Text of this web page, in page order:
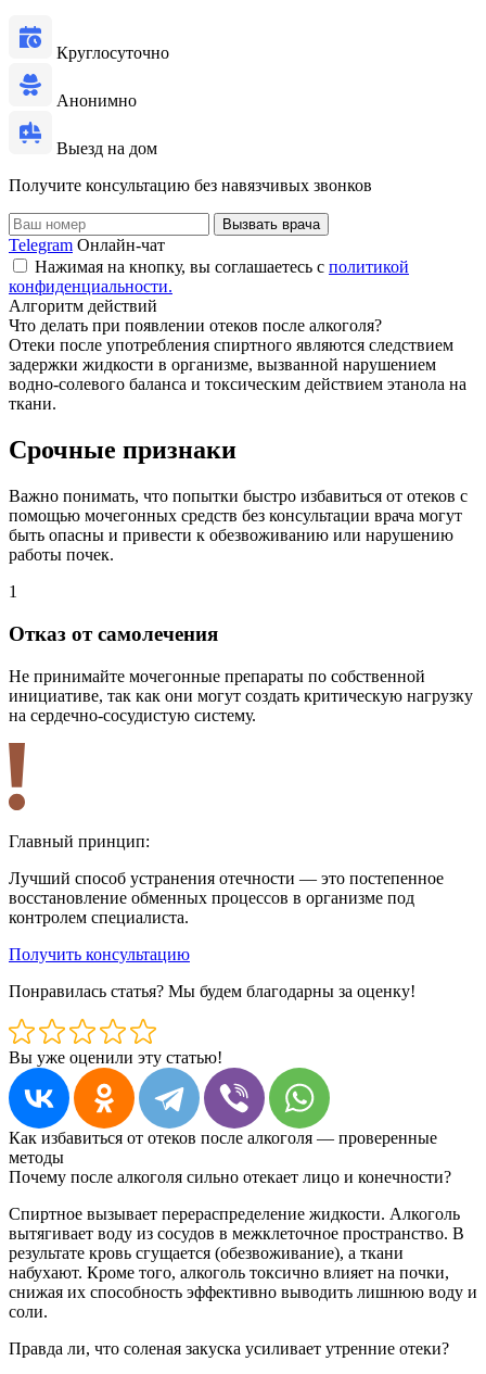
Круглосуточно
Анонимно
Выезд на дом
Получите консультацию без навязчивых звонков
Вызвать врача
Telegram Онлайн-чат
Нажимая на кнопку, вы соглашаетесь с политикой
конфиденциальности.
Алгоритм действий
Что делать при появлении отеков после алкоголя?
Отеки после употребления спиртного являются следствием
задержки жидкости в организме, вызванной нарушением
водно-солевого баланса и токсическим действием этанола на
ткани.
Срочные признаки
Важно понимать, что попытки быстро избавиться от отеков с
помощью мочегонных средств без консультации врача могут
быть опасны и привести к обезвоживанию или нарушению
работы почек.
1
Отказ от самолечения
Не принимайте мочегонные препараты по собственной
инициативе, так как они могут создать критическую нагрузку
на сердечно-сосудистую систему.
Главный принцип:
Лучший способ устранения отечности — это постепенное
восстановление обменных процессов в организме под
контролем специалиста.
Получить консультацию
Понравилась статья? Мы будем благодарны за оценку!
Вы уже оценили эту статью!
Как избавиться от отеков после алкоголя — проверенные
методы
Почему после алкоголя сильно отекает лицо и конечности?
Спиртное вызывает перераспределение жидкости. Алкоголь
вытягивает воду из сосудов в межклеточное пространство. В
результате кровь сгущается (обезвоживание), а ткани
набухают. Кроме того, алкоголь токсично влияет на почки,
снижая их способность эффективно выводить лишнюю воду и
соли.
Правда ли, что соленая закуска усиливает утренние отеки?